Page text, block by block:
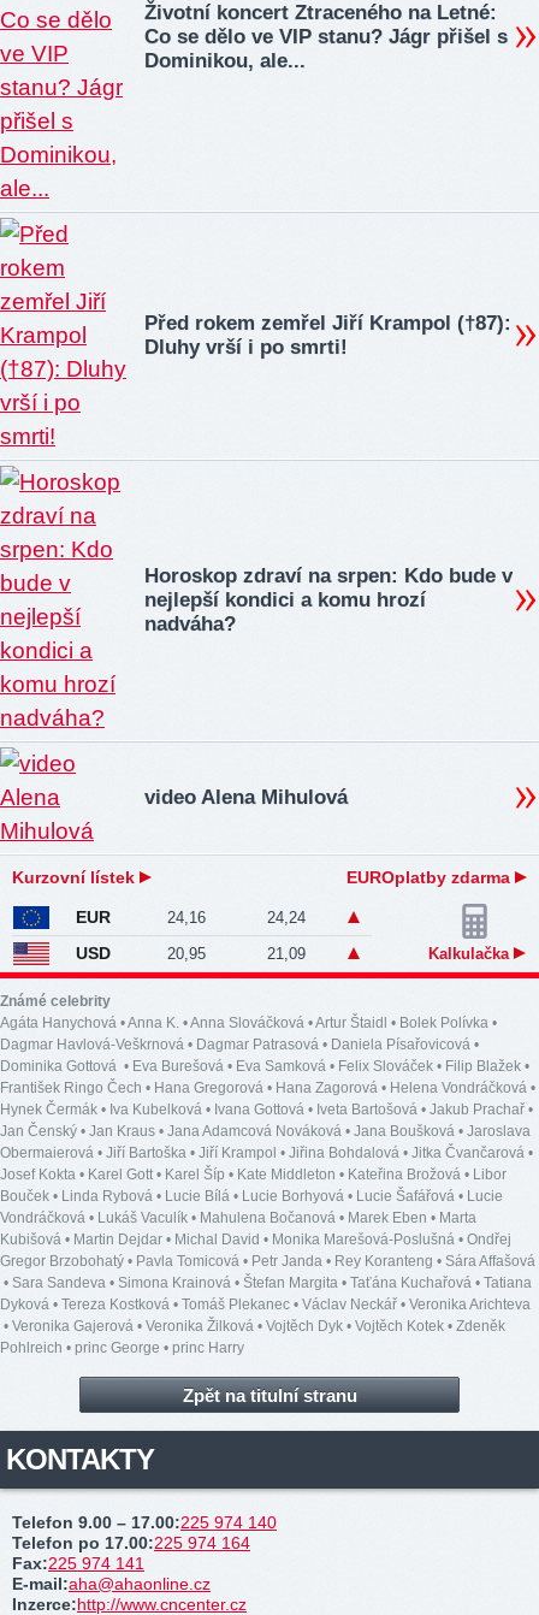
Životní koncert Ztraceného na Letné:
Co se dělo ve VIP stanu? Jágr přišel s
Dominikou, ale...
Před rokem zemřel Jiří Krampol (†87):
Dluhy vrší i po smrti!
Horoskop zdraví na srpen: Kdo bude v
nejlepší kondici a komu hrozí
nadváha?
video Alena Mihulová
Kurzovní lístek EUROplatby zdarma
EUR 24,16 24,24
USD 20,95 21,09 Kalkulačka
Známé celebrity
Agáta Hanychová •Anna K. •Anna Slováčková •Artur Štaidl • Bolek Polívka •
Dagmar Havlová-Veškrnová • Dagmar Patrasová • Daniela Písařovicová •
Dominika Gottová • Eva Burešová • Eva Samková • Felix Slováček • Filip Blažek •
František Ringo Čech • Hana Gregorová • Hana Zagorová • Helena Vondráčková •
Hynek Čermák • Iva Kubelková • Ivana Gottová • Iveta Bartošová • Jakub Prachař •
Jan Čenský • Jan Kraus • Jana Adamcová Nováková • Jana Boušková • Jaroslava
Obermaierová • Jiří Bartoška • Jiří Krampol • Jiřina Bohdalová • Jitka Čvančarová •
Josef Kokta • Karel Gott• Karel Šíp • Kate Middleton • Kateřina Brožová • Libor
Bouček • Linda Rybová • Lucie Bílá • Lucie Borhyová • Lucie Šafářová • Lucie
Vondráčková • Lukáš Vaculík • Mahulena Bočanová • Marek Eben • Marta
Kubišová • Martin Dejdar • Michal David • Monika Marešová-Poslušná • Ondřej
Gregor Brzobohatý • Pavla Tomicová • Petr Janda • Rey Koranteng • Sára Affašová
• Sara Sandeva • Simona Krainová • Štefan Margita • Taťána Kuchařová • Tatiana
Dyková • Tereza Kostková • Tomáš Plekanec • Václav Neckář • Veronika Arichteva
• Veronika Gajerová • Veronika Žilková • Vojtěch Dyk • Vojtěch Kotek • Zdeněk
Pohlreich • princ George • princ Harry
Zpět na titulní stranu
KONTAKTY
Telefon 9.00 – 17.00:225 974 140
Telefon po 17.00:225 974 164
Fax:225 974 141
E-mail:aha@ahaonline.cz
Inzerce:http://www.cncenter.cz